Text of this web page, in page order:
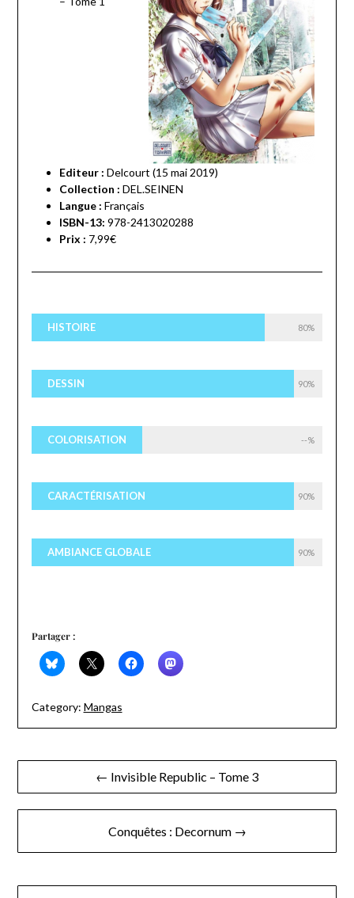
Editeur : Delcourt (15 mai 2019)
Collection : DEL.SEINEN
Langue : Français
ISBN-13: 978-2413020288
Prix : 7,99€
HISTOIRE 80%
DESSIN 90%
COLORISATION --%
CARACTÉRISATION 90%
AMBIANCE GLOBALE 90%
Partager :
Category: Mangas
Navigation
de
← Invisible Republic – Tome 3
Conquêtes : Decornum →